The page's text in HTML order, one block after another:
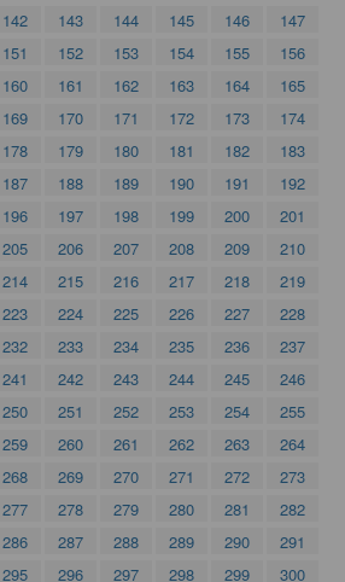
142 143 144 145 146
147
151 152 153 154 155
156
160 161 162 163 164
165
169 170 171 172 173
174
178 179 180 181 182
183
187 188 189 190 191
192
196 197 198 199 200
201
205 206 207 208 209
210
214 215 216 217 218
219
223 224 225 226 227
228
232 233 234 235 236
237
241 242 243 244 245
246
250 251 252 253 254
255
259 260 261 262 263
264
268 269 270 271 272
273
277 278 279 280 281
282
286 287 288 289 290
291
295 296 297 298 299 300